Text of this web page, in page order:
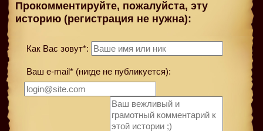
Прокомментируйте, пожалуйста, эту
историю (регистрация не нужна):
Как Вас зовут*:
Ваш e-mail* (нигде не публикуется):